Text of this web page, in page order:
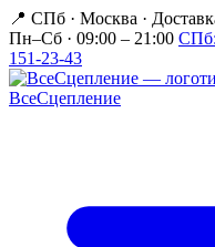
📍 СПб · Москва ·
Пн–Сб · 09:00 – 21:00 СПб:
151-23-43
ВсеСцепление